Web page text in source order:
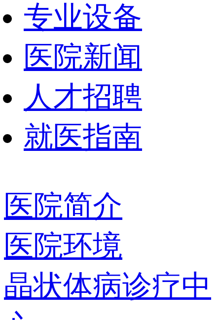
专业设备
医院新闻
人才招聘
就医指南
医院简介
医院环境
晶状体病诊疗中